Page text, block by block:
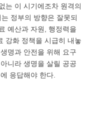
는 이 시기에조차 원격의
정부의 방향은 잘못되
예산과 자원, 행정력을
강화 정책을 시급히 내놓
명과 안전을 위해 요구
니라 생명을 살릴 공공
응답해야 한다.